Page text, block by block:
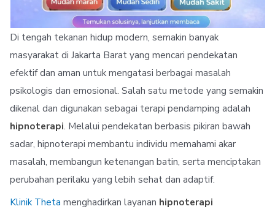
Di tengah tekanan hidup modern, semakin banyak
masyarakat di Jakarta Barat yang mencari pendekatan
efektif dan aman untuk mengatasi berbagai masalah
psikologis dan emosional. Salah satu metode yang semakin
dikenal dan digunakan sebagai terapi pendamping adalah
hipnoterapi. Melalui pendekatan berbasis pikiran bawah
sadar, hipnoterapi membantu individu memahami akar
masalah, membangun ketenangan batin, serta menciptakan
perubahan perilaku yang lebih sehat dan adaptif.
Klinik Theta menghadirkan layanan hipnoterapi